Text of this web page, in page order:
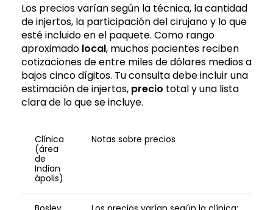
Los precios varían según la técnica, la cantidad
de injertos, la participación del cirujano y lo que
esté incluido en el paquete. Como rango
aproximado local, muchos pacientes reciben
cotizaciones de entre miles de dólares medios a
bajos cinco dígitos. Tu consulta debe incluir una
estimación de injertos, precio total y una lista
clara de lo que se incluye.
Clínica
(área
de
Indian
ápolis)
Notas sobre precios